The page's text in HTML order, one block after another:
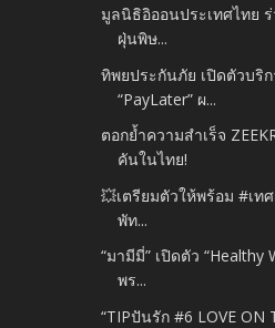
มูลนิธิอิออนประเทศไทย
ฝุ่นพิษ...
ทิพยประกันภัย เปิดตัวบริก
“PayLater” ผ...
ตอกย้ำความสำเร็จ
คันในไทย!
💥เตรียมตัวให้พร้อม #เ
พัท...
“มามีมี่” เปิดตัว
พร...
“TIPปันรัก #6 LOVE ON